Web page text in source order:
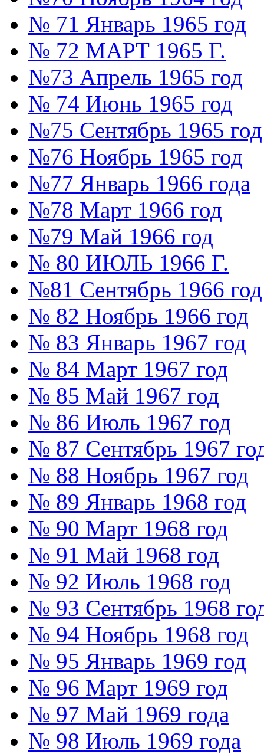
№ 71 Январь 1965 год
№ 72 МАРТ 1965 Г.
№73 Апрель 1965 год
№ 74 Июнь 1965 год
№75 Сентябрь 1965 год
№76 Ноябрь 1965 год
№77 Январь 1966 года
№78 Март 1966 год
№79 Май 1966 год
№ 80 ИЮЛЬ 1966 Г.
№81 Сентябрь 1966 год
№ 82 Ноябрь 1966 год
№ 83 Январь 1967 год
№ 84 Март 1967 год
№ 85 Май 1967 год
№ 86 Июль 1967 год
№ 87 Сентябрь 1967
№ 88 Ноябрь 1967 год
№ 89 Январь 1968 год
№ 90 Март 1968 год
№ 91 Май 1968 год
№ 92 Июль 1968 год
№ 93 Сентябрь 1968
№ 94 Ноябрь 1968 год
№ 95 Январь 1969 год
№ 96 Март 1969 год
№ 97 Май 1969 года
№ 98 Июль 1969 года